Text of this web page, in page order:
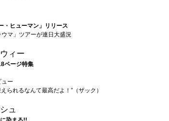
・ヒューマン」リリース
マ」ツアーが連日大盛況
ィー
ページ特集
ー
られるなんて最高だよ！”（ザック）
ュ